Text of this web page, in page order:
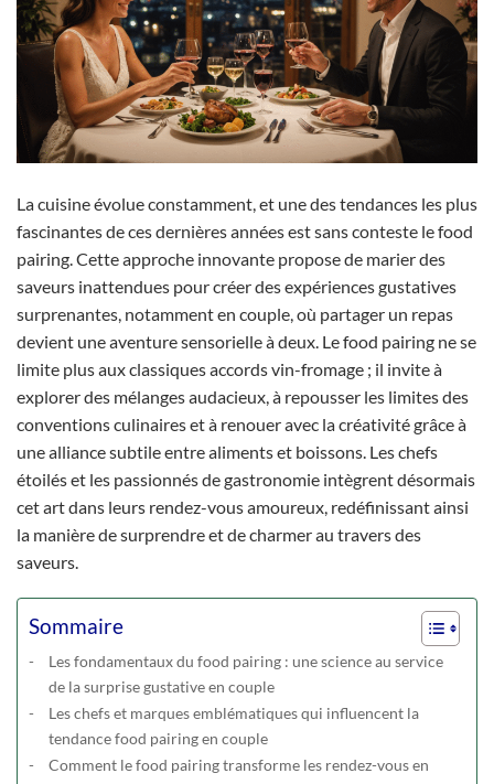
La cuisine évolue constamment, et une des tendances les plus
fascinantes de ces dernières années est sans conteste le food
pairing. Cette approche innovante propose de marier des
saveurs inattendues pour créer des expériences gustatives
surprenantes, notamment en couple, où partager un repas
devient une aventure sensorielle à deux. Le food pairing ne se
limite plus aux classiques accords vin-fromage ; il invite à
explorer des mélanges audacieux, à repousser les limites des
conventions culinaires et à renouer avec la créativité grâce à
une alliance subtile entre aliments et boissons. Les chefs
étoilés et les passionnés de gastronomie intègrent désormais
cet art dans leurs rendez-vous amoureux, redéfinissant ainsi
la manière de surprendre et de charmer au travers des
saveurs.
Sommaire
Les fondamentaux du food pairing : une science au service
de la surprise gustative en couple
Les chefs et marques emblématiques qui influencent la
tendance food pairing en couple
Comment le food pairing transforme les rendez-vous en